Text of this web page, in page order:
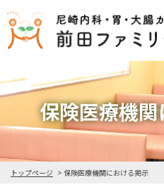
保険医療機
トップページ 保険医療機関における掲示